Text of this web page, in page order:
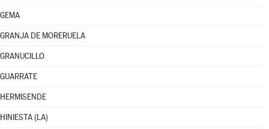
GEMA
GRANJA DE MORERUELA
GRANUCILLO
GUARRATE
HERMISENDE
HINIESTA (LA)